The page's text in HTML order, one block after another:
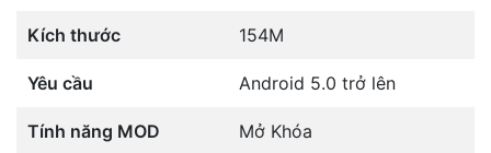
Kích thước 154M
Yêu cầu Android 5.0 trở lên
Tính năng MOD Mở Khóa